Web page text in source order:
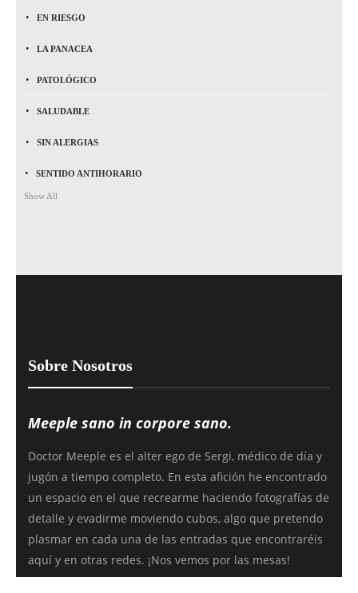
EN RIESGO
LA PANACEA
PATOLÓGICO
SALUDABLE
SIN ALERGIAS
SENTIDO ANTIHORARIO
Show All
Sobre Nosotros
Meeple sano in corpore sano.
Doctor Meeple es el alter ego de Sergi, médico de día y
jugón a tiempo completo. En esta afición he encontrado
un espacio en el que recrearme haciendo fotografías de
detalle y evadirme moviendo cubos, algo que pretendo
plasmar en cada una de las entradas que encontraréis
aquí y en otras redes. ¡Nos vemos por las mesas!